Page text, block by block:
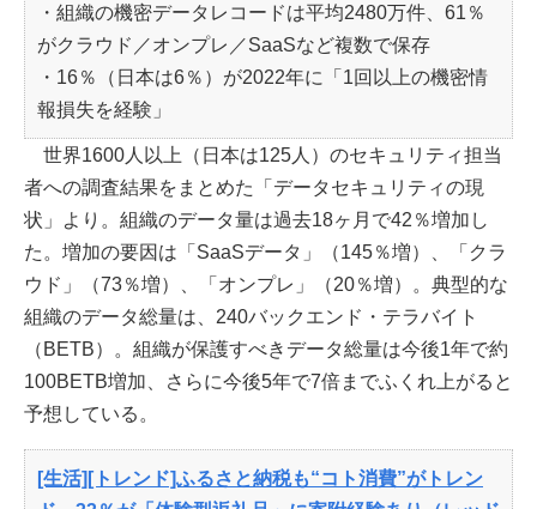
・組織の機密データレコードは平均2480万件、61％
がクラウド／オンプレ／SaaSなど複数で保存
・16％（日本は6％）が2022年に「1回以上の機密情
報損失を経験」
世界1600人以上（日本は125人）のセキュリティ担当
者への調査結果をまとめた「データセキュリティの現
状」より。組織のデータ量は過去18ヶ月で42％増加し
た。増加の要因は「SaaSデータ」（145％増）、「クラ
ウド」（73％増）、「オンプレ」（20％増）。典型的な
組織のデータ総量は、240バックエンド・テラバイト
（BETB）。組織が保護すべきデータ総量は今後1年で約
100BETB増加、さらに今後5年で7倍までふくれ上がると
予想している。
[生活][トレンド]ふるさと納税も“コト消費”がトレン